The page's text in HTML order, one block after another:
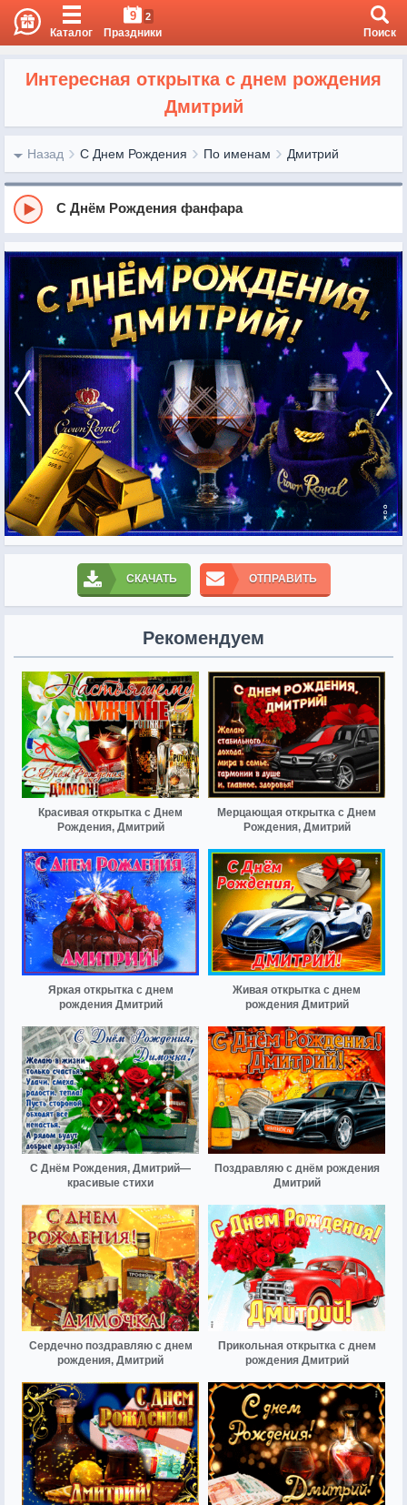
Каталог
9 2
Праздники Поиск
Интересная открытка с днем рождения
Дмитрий
Назад С Днем Рождения По именам Дмитрий
С Днём Рождения фанфара
СКАЧАТЬ ОТПРАВИТЬ
Рекомендуем
Красивая открытка с Днем
Рождения, Дмитрий
Мерцающая открытка с Днем
Рождения, Дмитрий
Яркая открытка с днем
рождения Дмитрий
Живая открытка с днем
рождения Дмитрий
С Днём Рождения, Дмитрий—
красивые стихи
Поздравляю с днём рождения
Дмитрий
Сердечно поздравляю с днем
рождения, Дмитрий
Прикольная открытка с днем
рождения Дмитрий